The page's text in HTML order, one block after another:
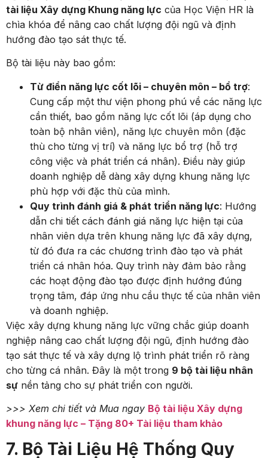
tài liệu Xây dựng Khung năng lực của Học Viện HR là
chìa khóa để nâng cao chất lượng đội ngũ và định
hướng đào tạo sát thực tế.
Bộ tài liệu này bao gồm:
Từ điển năng lực cốt lõi – chuyên môn – bổ trợ:
Cung cấp một thư viện phong phú về các năng lực
cần thiết, bao gồm năng lực cốt lõi (áp dụng cho
toàn bộ nhân viên), năng lực chuyên môn (đặc
thù cho từng vị trí) và năng lực bổ trợ (hỗ trợ
công việc và phát triển cá nhân). Điều này giúp
doanh nghiệp dễ dàng xây dựng khung năng lực
phù hợp với đặc thù của mình.
Quy trình đánh giá & phát triển năng lực: Hướng
dẫn chi tiết cách đánh giá năng lực hiện tại của
nhân viên dựa trên khung năng lực đã xây dựng,
từ đó đưa ra các chương trình đào tạo và phát
triển cá nhân hóa. Quy trình này đảm bảo rằng
các hoạt động đào tạo được định hướng đúng
trọng tâm, đáp ứng nhu cầu thực tế của nhân viên
và doanh nghiệp.
Việc xây dựng khung năng lực vững chắc giúp doanh
nghiệp nâng cao chất lượng đội ngũ, định hướng đào
tạo sát thực tế và xây dựng lộ trình phát triển rõ ràng
cho từng cá nhân. Đây là một trong 9 bộ tài liệu nhân
sự nền tảng cho sự phát triển con người.
>>> Xem chi tiết và Mua ngay Bộ tài liệu Xây dựng
khung năng lực – Tặng 80+ Tài liệu tham khảo
7. Bộ Tài Liệu Hệ Thống Quy